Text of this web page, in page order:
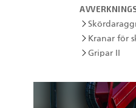
Kranar för
Gripar II